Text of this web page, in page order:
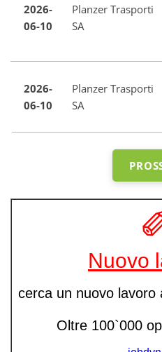
2026-
06-10
Planzer Trasporti
SA
2026-
06-10
Planzer Trasporti
SA